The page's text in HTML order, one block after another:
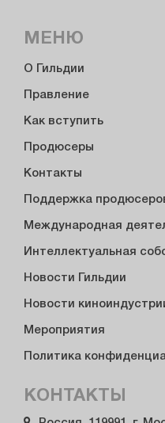
МЕНЮ
О Гильдии
Правление
Как вступить
Продюсеры
Контакты
Поддержка
Международная
Интеллектуальная
Новости Гильдии
Новости
Мероприятия
Политика
КОНТАКТЫ